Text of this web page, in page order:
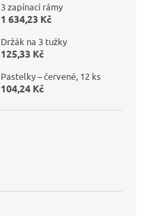
3 zapínací rámy
1 634,23 Kč
Držák na 3 tužky
125,33 Kč
Pastelky – červené, 12 ks
104,24 Kč